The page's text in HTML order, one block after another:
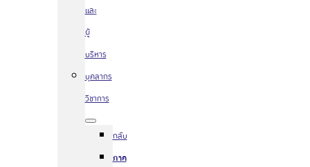
และ
ผู้
บริหาร
บุคลากร
วิชาการ
กลับ
ภาค